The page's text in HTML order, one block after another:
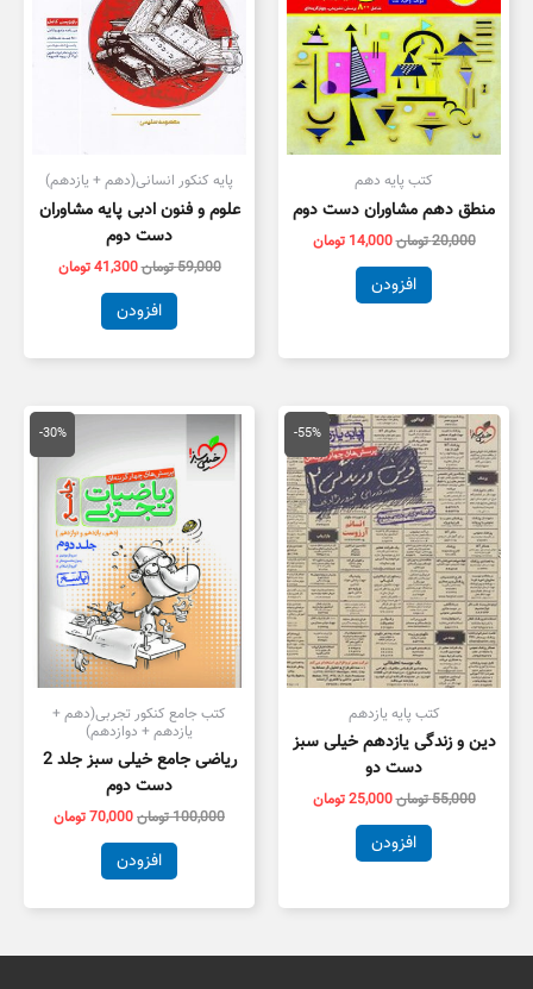
کتب پایه دهم
منطق دهم مشاوران دست دوم
20,000تومان14,000 تومان
افزودن
پایه کنکور انسانی(دهم + یازدهم)
علوم و فنون ادبی پایه مشاوران
دست دوم
59,000تومان41,300تومان
افزودن
-55%
کتب پایه یازدهم
دین و زندگی یازدهم خیلی سبز
دست دو
55,000تومان
قیمت
اصلی
55,000 تومان
بود.
25,000تومان
قیمت
فعلی
25,000 تومان
است.
افزودن
-30%
کتب جامع کنکور تجربی(دهم +
یازدهم + دوازدهم)
ریاضی جامع خیلی سبز جلد 2
دست دوم
100,000تومان
قیمت
100,000 تومان
بود.
70,000تومان
قیمت
فعلی
افزودن